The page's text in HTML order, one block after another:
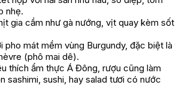
nhẹ.
gia cầm như gà nướng, vịt quay kèm sốt
pho mát mềm vùng Burgundy, đặc biệt là
(phô mai dê).
thích ẩm thực Á Đông, rượu cũng làm
sashimi, sushi, hay salad tươi có nước